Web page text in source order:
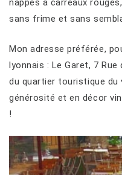
nappes à carreaux
sans frime et sans
Mon adresse préférée,
lyonnais : Le Garet, 7 Rue
du quartier touristique du
générosité et en décor
!